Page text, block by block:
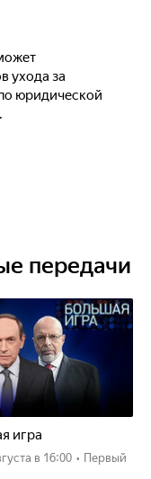
ухода за
юридической
передачи
игра
в 16:00 • Первый